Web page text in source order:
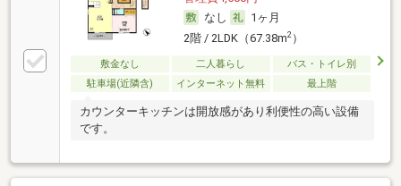
なし
1ヶ月
2階 / 2LDK（67.38m2）
敷金なし 二人暮らし
バス・トイレ別
駐車場(近隣含)
インターネット無料 最上階
カウンターキッチンは開放感があり利便性の高い設備
です。